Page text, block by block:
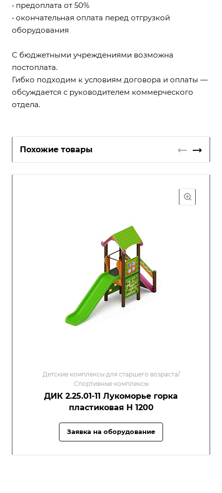
• предоплата от 50%
• окончательная оплата перед отгрузкой
оборудования
С бюджетными учреждениями возможна
постоплата.
Гибко подходим к условиям договора и оплаты —
обсуждается с руководителем коммерческого
отдела.
Похожие товары
Детские комплексы для старшего возраста/
Спортивные комплексы
ДИК 2.25.01-11 Лукоморье горка
пластиковая Н 1200
Заявка на оборудование